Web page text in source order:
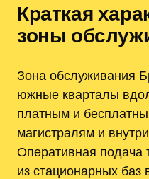
Краткая
зоны
Зона обслуживания
южные кварталы
платным и
магистралям и
Оперативная подача
из стационарных баз